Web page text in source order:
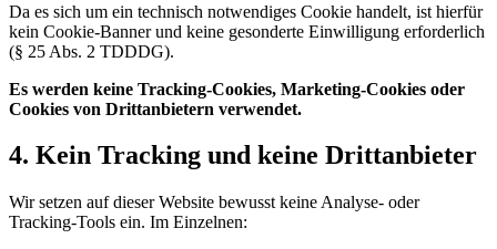
Da es sich um ein technisch notwendiges Cookie handelt, ist hierfür
kein Cookie-Banner und keine gesonderte Einwilligung erforderlich
(§ 25 Abs. 2 TDDDG).
Es werden keine Tracking-Cookies, Marketing-Cookies oder
Cookies von Drittanbietern verwendet.
4. Kein Tracking und keine Drittanbieter
Wir setzen auf dieser Website bewusst keine Analyse- oder
Tracking-Tools ein. Im Einzelnen: